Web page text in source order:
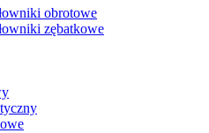
obrotowe
zębatkowe